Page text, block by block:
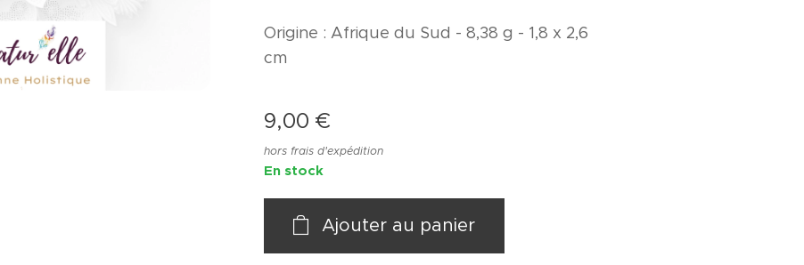
Origine : Afrique du Sud - 8,38 g - 1,8 x 2,6
cm
9,00 €
hors frais d'expédition
En stock
Ajouter au panier